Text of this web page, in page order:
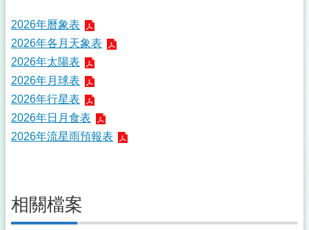
2026年曆象表
2026年各月天象表
2026年太陽表
2026年月球表
2026年行星表
2026年日月食表
2026年流星雨預報表
相關檔案